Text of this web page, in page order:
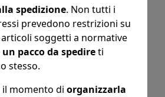
spedizione. Non tutti i
prevedono restrizioni su
soggetti a normative
pacco da spedireti
stesso.
il momento di organizzarla